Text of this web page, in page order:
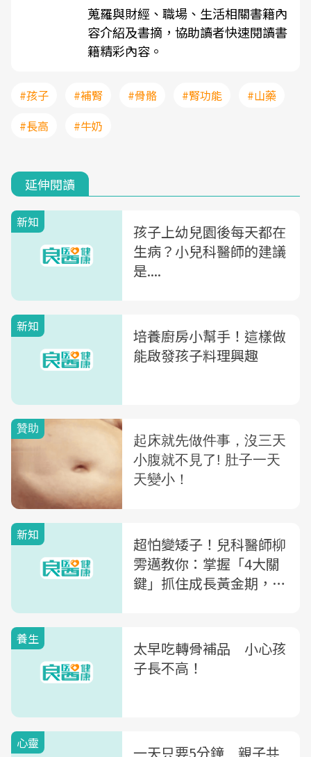
蒐羅與財經、職場、生活相關書籍內
容介紹及書摘，協助讀者快速閱讀書
籍精彩內容。
#孩子 #補腎 #骨骼 #腎功能
#山藥
#長高
#牛奶
延伸閱讀
新知
孩子上幼兒園後每天都在
生病？小兒科醫師的建議
是....
新知
培養廚房小幫手！這樣做
能啟發孩子料理興趣
新知
超怕變矮子！兒科醫師柳
雱邁教你：掌握「4大關
鍵」抓住成長黃金期，助
養生
太早吃轉骨補品 小心孩
子長不高！
心靈 一天只要5分鐘 親子共